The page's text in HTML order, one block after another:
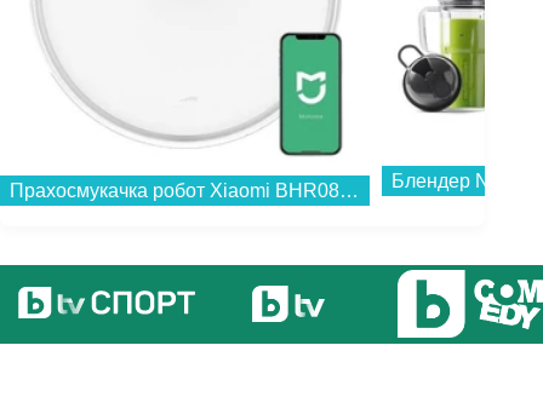
Прахосмукачка робот Xiaomi BHR084AEU S40... Блендер